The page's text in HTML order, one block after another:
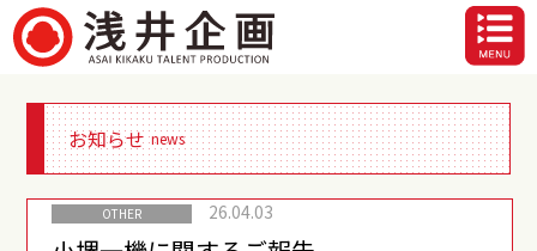
お知らせ news
OTHER 26.04.03